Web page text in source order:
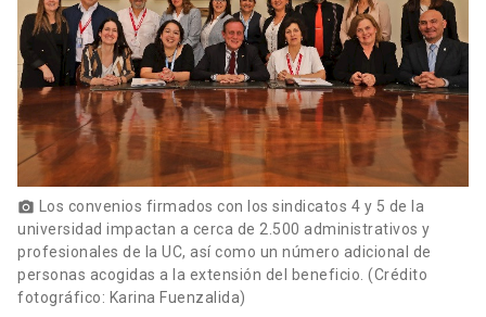
photo_camera Los convenios firmados con los sindicatos 4 y 5 de la
universidad impactan a cerca de 2.500 administrativos y
profesionales de la UC, así como un número adicional de
personas acogidas a la extensión del beneficio. (Crédito
fotográfico: Karina Fuenzalida)